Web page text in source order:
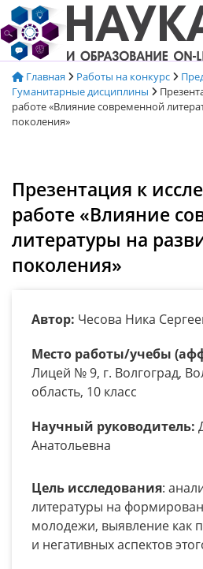
Перейти
к
содержимому
Главная Работы на конкурс
Гуманитарные дисциплины
работе «Влияние современной
поколения»
Презентация к
работе «Влияние
литературы на
поколения»
Автор: Чесова Ника
Место работы/учебы
Лицей № 9, г. Волгоград,
область, 10 класс
Научный руководитель:
Анатольевна
Цель исследования:
литературы на
молодежи, выявление как
и негативных аспектов